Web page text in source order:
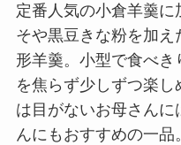
定番人気の小倉羊羹
そや黒豆きな粉を加
形羊羹。小型で食べ
を焦らず少しずつ楽
は目がないお母さんに
んにもおすすめの一品。